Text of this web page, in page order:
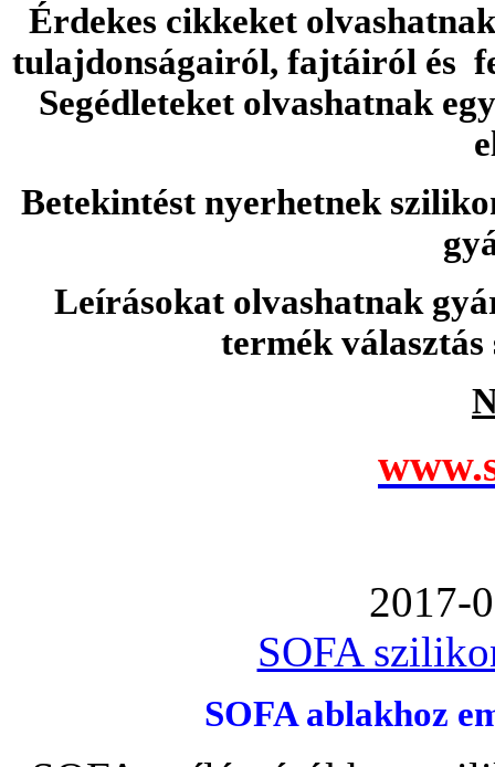
Érdekes cikkeket
tulajdonságairól, fajtáiról és
Segédleteket olvashatnak
Betekintést nyerhetnek
Leírásokat olvashatnak
termék
2017-
SOFA
SOFA ablakhoz